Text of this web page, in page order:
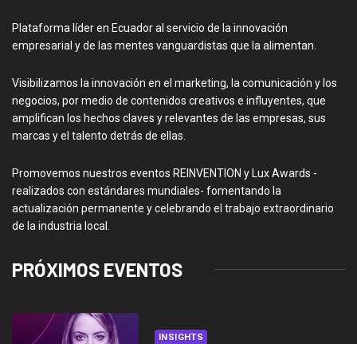
Plataforma líder en Ecuador al servicio de la innovación
empresarial y de las mentes vanguardistas que la alimentan.
Visibilizamos la innovación en el marketing, la comunicación y los
negocios, por medio de contenidos creativos e influyentes, que
amplifican los hechos claves y relevantes de las empresas, sus
marcas y el talento detrás de ellas.
Promovemos nuestros eventos REINVENTION y Lux Awards -
realizados con estándares mundiales- fomentando la
actualización permanente y celebrando el trabajo extraordinario
de la industria local.
PRÓXIMOS EVENTOS
INSIGHTS